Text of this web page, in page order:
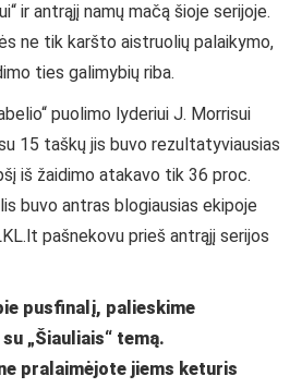
ir antrąjį namų mačą šioje serijoje.
ne tik karšto aistruolių palaikymo,
ties galimybių riba.
puolimo lyderiui J. Morrisui
15 taškų jis buvo rezultatyviausias
iš žaidimo atakavo tik 36 proc.
buvo antras blogiausias ekipoje
pašnekovu prieš antrąjį serijos
pusfinalį, palieskime
„Šiauliais“ temą.
pralaimėjote jiems keturis